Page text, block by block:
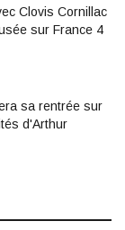
Clovis Cornillac
sur France 4
sa rentrée sur
d'Arthur